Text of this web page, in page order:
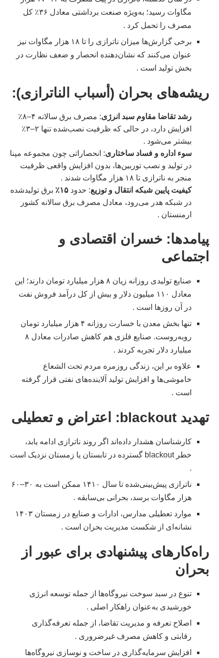
مگاوات رسید؛ به‌ویژه صنعت برداشتی معادل ۳۶٪ کل
مصرف را تحمل کرد .
برخی گزارش‌ها میزان ناترازی را تا ۱۸ هزار مگاوات نیز
عنوان می‌کنند که نشان‌دهنده انحصار و ضعف نظارت در
بخش تولید است .
ریشه‌های بحران (أسباب الناترازی):
رشد تقاضا مقاوم سبد انرژی
: مصرف برق سالانه ۴–۸٪
افزایش دارد، در حالی که ظرفیت نصب‌شده تنها ۲–۳٪
بیشتر می‌شود .
سوء اداره و فساد ساختاری: انحصاراتی چون مجموعه مپنا
در تولید و نصب توربین‌ها، بدون افزایش واقعی ظرفیت
منجر به ناترازی تا ۱۸ هزار مگاوات شدند .
کیفیت پایین شبکه انتقال و توزیع: حدود ۱۵٪
برق تولیدشده
در شبکه هدر می‌رود، معادل مصرف برق سالانه کشور
ارمنستان .
پیامدها: خسران اقتصادی و
اجتماعی
صنایع تولیدی روزانه زیان ۸ هزار میلیارد تومان دارند؛ این
معادل ۱۱۰ میلیون دلار و بیش از کل درآمد فروش نفت
در آن روزها است .
تنها بخش معدن با خسارت روزانه ۴ هزار میلیارد تومان
روبه‌روست. صنایع فلزی هم کاهش صادرات معادل ۸
میلیارد دلار تجربه کردند .
علاوه بر این، زندگی روزمره مردم تحت الشعاع
خاموشی‌ها و افزايش تولید آلاینده‌های نفتی قرار گرفته
است .
تهدید blackout: اعتراض و تعطیلی
کارشناسان هشدار داده‌اند اگر روند ناترازی ادامه یابد،
خطر blackout گسترده در تابستان یا زمستان نزدیک است
.
ناترازی پیش‌بینی‌شده تا سال ۱۴۱۰ ممکن است به ۳۰–۶۰
هزار مگاوات برسد، بحرانی بی‌سابقه .
موارد تعطیلی مدارس، ادارات و صنایع در زمستان ۱۴۰۳
نشانه‌ای از شکست مدیریت بحران است .
راه‌کارهای پیشنهادی برای عبور از
بحران
تنوع در سبد سوخت نیروگاه‌ها از جمله توسعه انرژی
خورشیدی به‌عنوان راهکار اصلی .
اصلاح تعرفه و مدیریت تقاضا، از جمله تعرفه‌گذاری
رقابتی و کاهش مصرف غیرضروری .
افزایش سرمایه‌گذاری در ساخت و نوسازی نیروگاه‌ها